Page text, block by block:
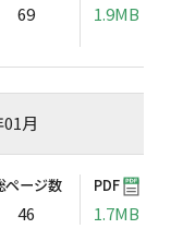
69 1.9MB
月
ページ数
46
PDF
1.7MB